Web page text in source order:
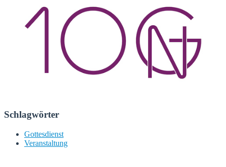
Schlagwörter
Gottesdienst
Veranstaltung